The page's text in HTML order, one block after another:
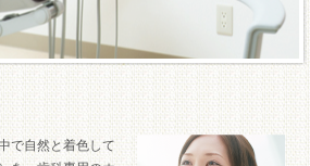
で自然と着色して